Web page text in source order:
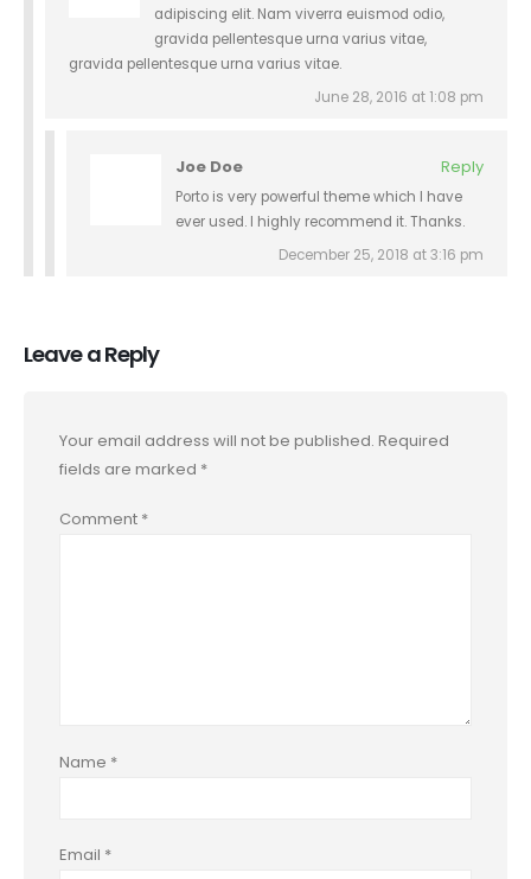
adipiscing elit. Nam viverra euismod odio,
gravida pellentesque urna varius vitae,
gravida pellentesque urna varius vitae.
June 28, 2016 at 1:08 pm
Joe Doe Reply
Porto is very powerful theme which I have
ever used. I highly recommend it. Thanks.
December 25, 2018 at 3:16 pm
Leave a Reply
Your email address will not be published. Required
fields are marked *
Comment *
Name *
Email *